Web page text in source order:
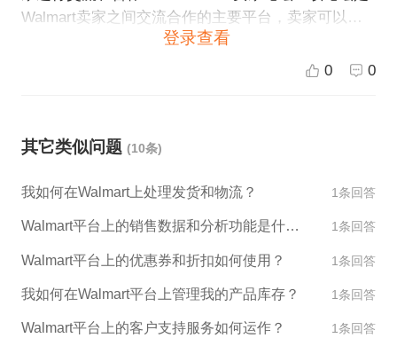
Walmart卖家之间交流合作的主要平台，卖家可以在
论坛上发布交流帖子和寻找合作机会。 2. Walmart卖
家社交媒体：Walmart卖家可以通过社交媒体平台
的产品或购买其他卖家的产品。通过与其他卖家进行
4. Walmart提供的服务：在Walmart卖家平台上，Wal
mart提供了多种服务，如供应链管理、物流支持和营
量和利润。
登录查看
0 0
其它类似问题 (10条)
我如何在Walmart上处理发货和物流？ 1条回答
Walmart平台上的销售数据和分析功能是什么？ 1条回答
Walmart平台上的优惠券和折扣如何使用？ 1条回答
我如何在Walmart平台上管理我的产品库存？ 1条回答
Walmart平台上的客户支持服务如何运作？ 1条回答